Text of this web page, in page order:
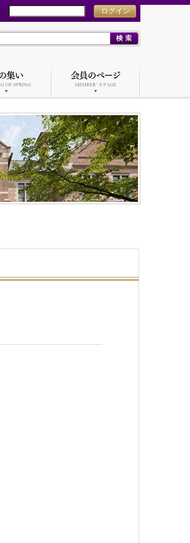
ログイン